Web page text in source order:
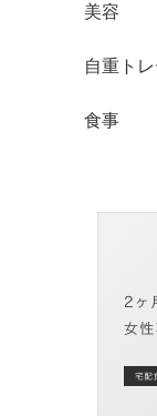
美容
自重ト
食事